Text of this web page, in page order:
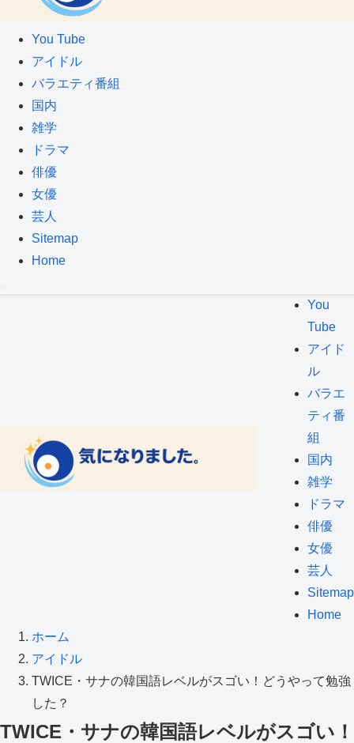
You Tube
アイドル
バラエティ番組
国内
雑学
ドラマ
俳優
女優
芸人
Sitemap
Home
You
Tube
アイド
ル
バラエ
ティ番
組
国内
雑学
ドラマ
俳優
女優
芸人
Sitemap
Home
ホーム
アイドル
TWICE・サナの韓国語レベルがスゴい！どうやって勉強
した？
TWICE・サナの韓国語レベルがスゴい！